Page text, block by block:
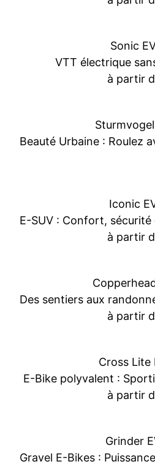
Sonic
VTT électrique
à partir
Sturmvogel
Iconic
à partir
à partir
Cross Lite
E-Bike polyvalent :
à partir
Grinder